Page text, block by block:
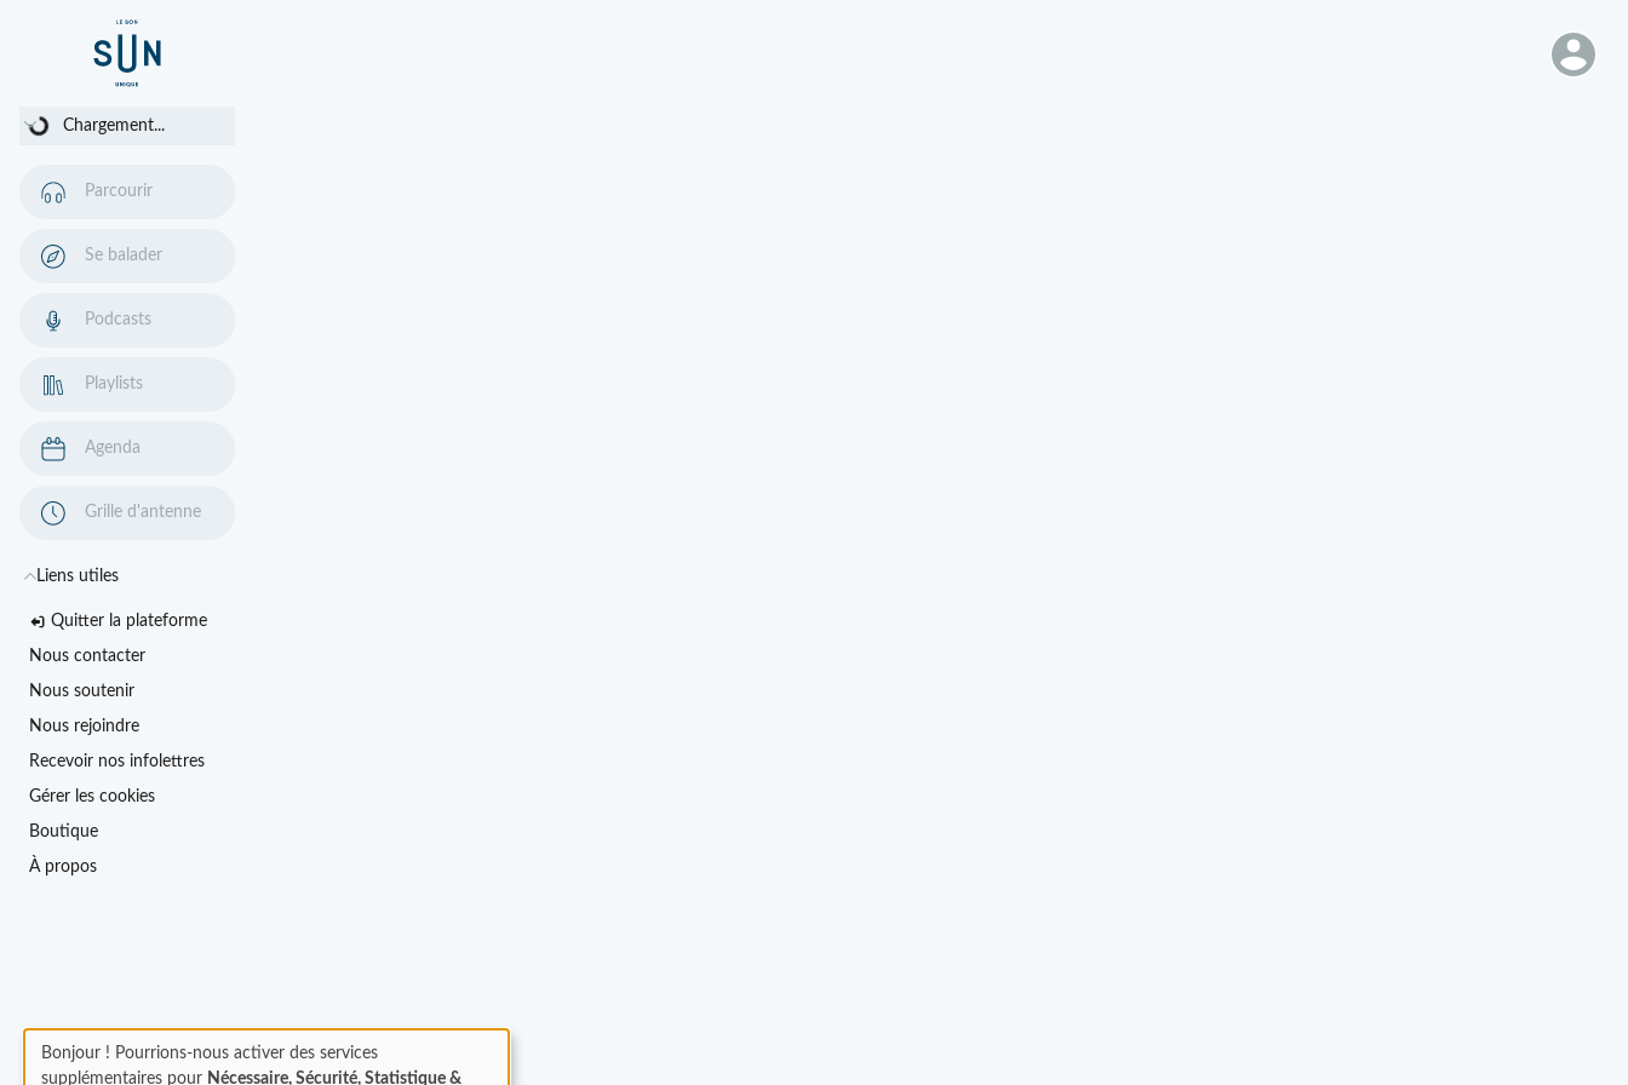
Chargement...
Chargement...
Parcourir
Se balader
Podcasts
Playlists
Agenda
Grille d'antenne
Liens utiles
Quitter la plateforme
Nous contacter
Nous soutenir
Nous rejoindre
Recevoir nos infolettres
Gérer les cookies
Boutique
À propos
Bonjour ! Pourrions-nous activer des services
supplémentaires pour Nécessaire, Sécurité, Statistique &